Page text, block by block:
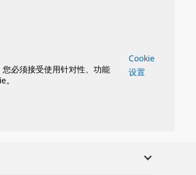
必须接受使用针对性、功能
Cookie
设置